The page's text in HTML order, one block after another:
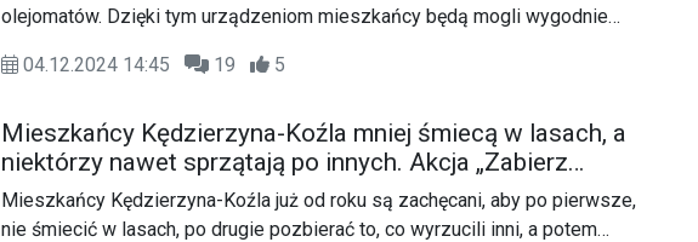
olejomatów. Dzięki tym urządzeniom mieszkańcy będą mogli wygodnie
04.12.2024 14:45
19 5
Mieszkańcy Kędzierzyna-Koźla mniej śmiecą w lasach, a
niektórzy nawet sprzątają po innych. Akcja „Zabierz
BaLASt” jest rozszerzana. WIDEO
Mieszkańcy Kędzierzyna-Koźla już od roku są zachęcani, aby po pierwsze,
nie śmiecić w lasach, po drugie pozbierać to, co wyrzucili inni, a potem